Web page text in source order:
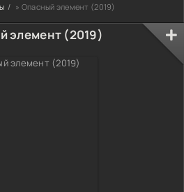
» Опасный элемент (2019)
элемент (2019)